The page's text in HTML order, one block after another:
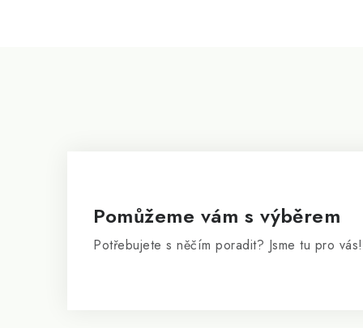
Pomůžeme vám s výběrem
Potřebujete s něčím poradit? Jsme tu pro vás!